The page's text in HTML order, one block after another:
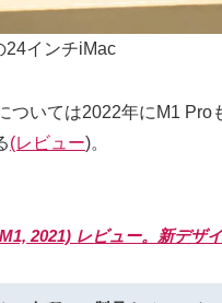
24インチiMac
ついては2022年にM1
(レビュー)。
2021) レビュー。新デザ